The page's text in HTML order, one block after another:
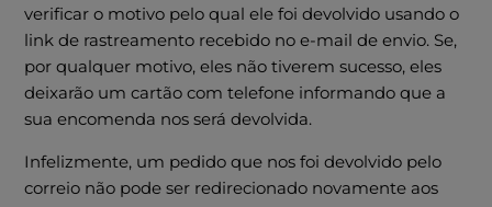
verificar o motivo pelo qual ele foi devolvido usando o
link de rastreamento recebido no e-mail de envio. Se,
por qualquer motivo, eles não tiverem sucesso, eles
deixarão um cartão com telefone informando que a
sua encomenda nos será devolvida.
Infelizmente, um pedido que nos foi devolvido pelo
correio não pode ser redirecionado novamente aos